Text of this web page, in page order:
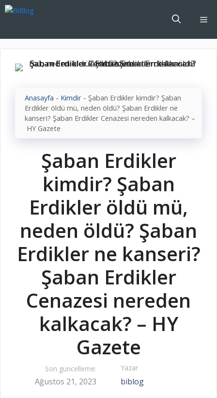
İçeriğe
Anasayfa - Kimdir - Şaban Erdikler kimdir? Şaban
Erdikler öldü mü, neden öldü? Şaban Erdikler ne
kanseri? Şaban Erdikler Cenazesi nereden kalkacak? –
HY Gazete
Şaban Erdikler
kimdir? Şaban
Erdikler öldü mü,
neden öldü? Şaban
Erdikler ne kanseri?
Şaban Erdikler
Cenazesi nereden
kalkacak? – HY
Gazete
Son güncelleme:
Ağustos 21, 2023
Yazar
biblog